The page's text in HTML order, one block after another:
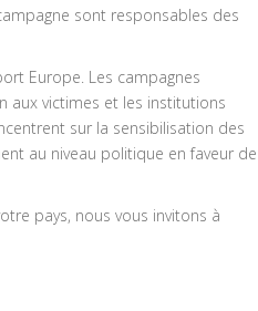
sont responsables des
Europe. Les campagnes
aux victimes et les institutions
sur la sensibilisation des
au niveau politique en faveur de
pays, nous vous invitons à